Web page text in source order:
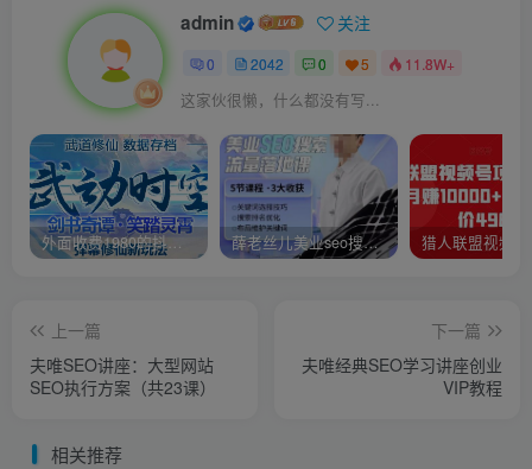
admin 关注
0 2042 0 5 11.8W+
这家伙很懒，什么都没有写...
外面收费1980的抖音武动时空直播项目，无需真人出镜，实时互动直播【软件+详细教程】 薛老丝儿美业seo搜索流量落地课，一周暴涨20w粉丝，全干货讲解
上一篇
夫唯SEO讲座：大型网站
SEO执行方案（共23课）
下一篇
夫唯经典SEO学习讲座创业
VIP教程
相关推荐